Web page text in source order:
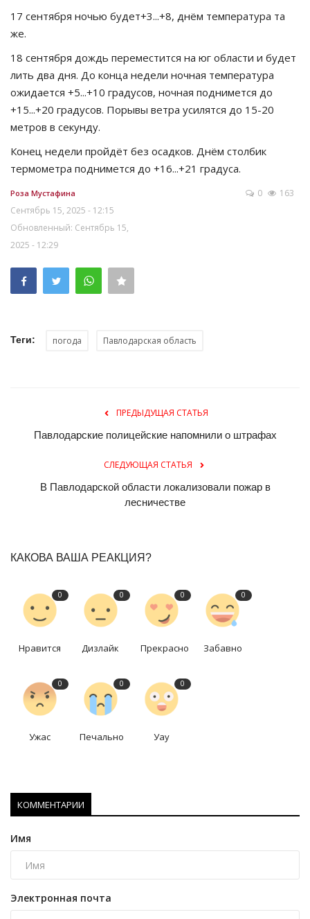
17 сентября ночью будет+3...+8, днём температура та
же.
18 сентября дождь переместится на юг области и будет
лить два дня. До конца недели ночная температура
ожидается +5...+10 градусов, ночная поднимется до
+15...+20 градусов. Порывы ветра усилятся до 15-20
метров в секунду.
Конец недели пройдёт без осадков. Днём столбик
термометра поднимется до +16...+21 градуса.
Роза Мустафина
Сентябрь 15, 2025 - 12:15
Обновленный: Сентябрь 15,
2025 - 12:29
0 163
Теги: погода Павлодарская область
ПРЕДЫДУЩАЯ СТАТЬЯ
Павлодарские полицейские напомнили о штрафах
СЛЕДУЮЩАЯ СТАТЬЯ
В Павлодарской области локализовали пожар в
лесничестве
КАКОВА ВАША РЕАКЦИЯ?
0
Нравится
0
Дизлайк
0
Прекрасно
0
Забавно
0
Ужас
0
Печально
0
Уау
КОММЕНТАРИИ
Имя
Электронная почта